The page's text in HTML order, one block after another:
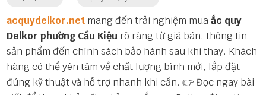
acquydelkor.net mang đến trải nghiệm muaắc quy
Delkor phường Cầu Kiệu rõ ràng từ giá bán, thông tin
sản phẩm đến chính sách bảo hành sau khi thay. Khách
hàng có thể yên tâm về chất lượng bình mới, lắp đặt
đúng kỹ thuật và hỗ trợ nhanh khi cần. 👉 Đọc ngay bài